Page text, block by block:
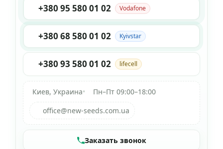
+380 95 580 01 02 Vodafone
+380 68 580 01 02 Kyivstar
+380 93 580 01 02 lifecell
Киев, Украина•
Пн–Пт 09:00–18:00
office@new-seeds.com.ua
Заказать звонок